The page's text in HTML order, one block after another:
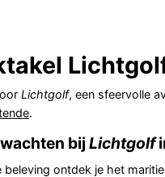
Lichtgolf, een sfeervolle
.
bij Lichtgolf
beleving ontdek je het